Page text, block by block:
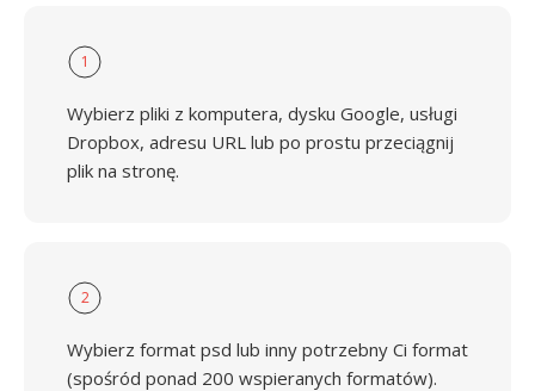
1
Wybierz pliki z komputera, dysku Google, usługi
Dropbox, adresu URL lub po prostu przeciągnij
plik na stronę.
2
Wybierz format psd lub inny potrzebny Ci format
(spośród ponad 200 wspieranych formatów).